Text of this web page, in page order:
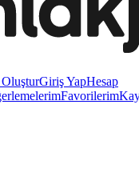
Giriş YapHesap
Favorilerim